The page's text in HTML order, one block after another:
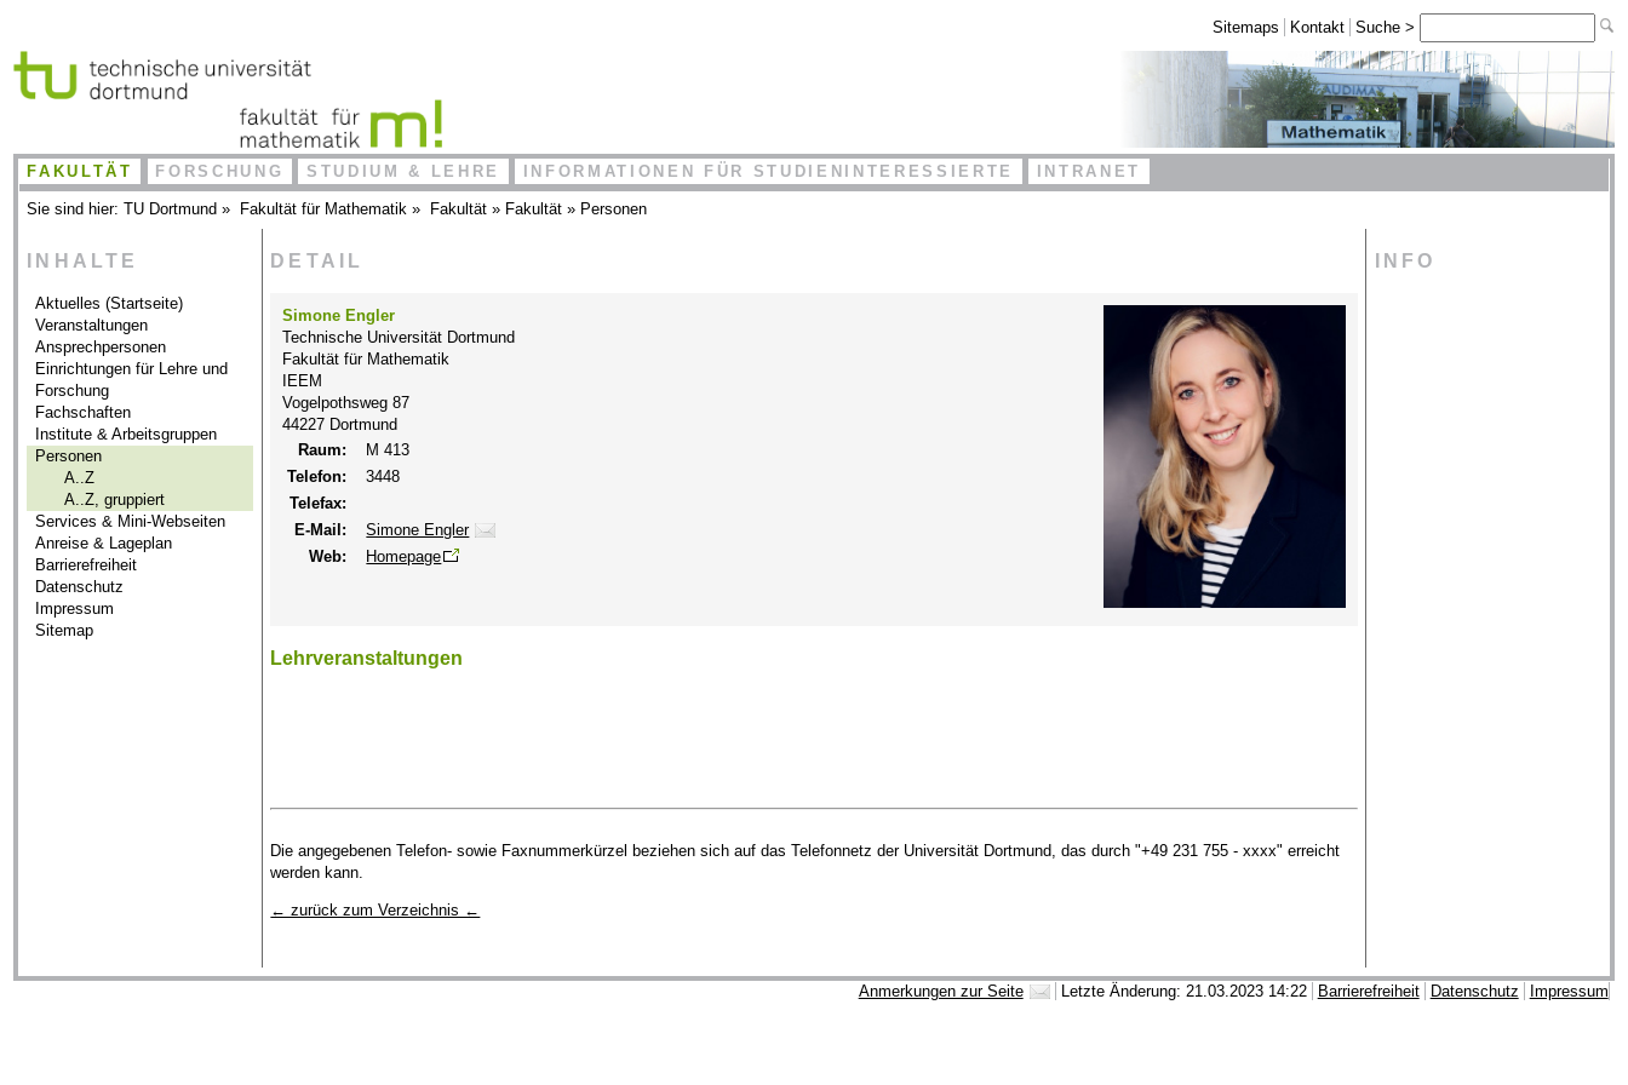
Sitemaps Kontakt Suche >
FAKULTÄT FORSCHUNG STUDIUM & LEHRE INFORMATIONEN FÜR STUDIENINTERESSIERTE INTRANET
Sie sind hier:TU Dortmund » Fakultät für Mathematik » Fakultät » Fakultät » Personen
INHALTE
Aktuelles (Startseite)
Veranstaltungen
Ansprechpersonen
Einrichtungen für Lehre und
Forschung
Fachschaften
Institute & Arbeitsgruppen
Personen
A..Z
A..Z, gruppiert
Services & Mini-Webseiten
Anreise & Lageplan
Barrierefreiheit
Datenschutz
Impressum
Sitemap
DETAIL
Simone Engler
Technische Universität Dortmund
Fakultät für Mathematik
IEEM
Vogelpothsweg 87
44227 Dortmund
Raum:
M 413
Telefon:
3448
Telefax:
E-Mail:
Simone Engler
Web:
Homepage
Lehrveranstaltungen
Die angegebenen Telefon- sowie Faxnummerkürzel beziehen sich auf das Telefonnetz der Universität Dortmund, das durch "+49 231 755 - xxxx" erreicht
werden kann.
← zurück zum Verzeichnis ←
INFO
Anmerkungen zur Seite Letzte Änderung: 21.03.2023 14:22 Barrierefreiheit Datenschutz Impressum